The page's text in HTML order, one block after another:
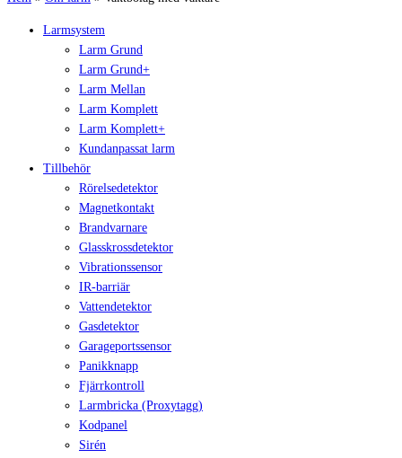
Larmsystem
Larm Grund
Larm Grund+
Larm Mellan
Larm Komplett
Larm Komplett+
Kundanpassat larm
Tillbehör
Rörelsedetektor
Magnetkontakt
Brandvarnare
Glasskrossdetektor
Vibrationssensor
IR-barriär
Vattendetektor
Gasdetektor
Garageportssensor
Panikknapp
Fjärrkontroll
Larmbricka (Proxytagg)
Kodpanel
Sirén